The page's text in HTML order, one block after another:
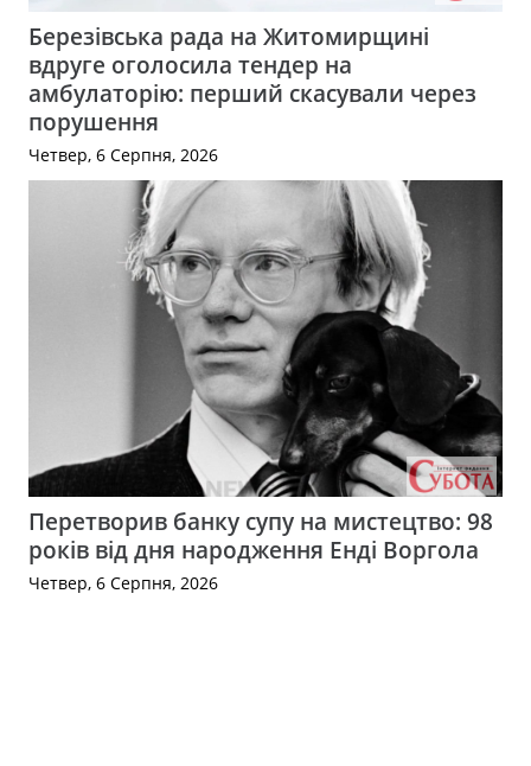
Березівська рада на Житомирщині
вдруге оголосила тендер на
амбулаторію: перший скасували через
порушення
Четвер, 6 Серпня, 2026
Перетворив банку супу на мистецтво: 98
років від дня народження Енді Воргола
Четвер, 6 Серпня, 2026